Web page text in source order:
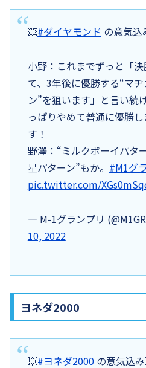
💥#ダイヤモンド の意気込
小野：これまでずっと「
て、3年後に優勝する“マ
ン”を狙います」と言い続
っぱりやめて普通に優勝
す！
野澤：“ミルクボーイパタ
星パターン”もか。 #M1グ
pic.twitter.com/
— M-1グランプリ
10, 2022
ヨネダ2000
💥#ヨネダ2000の意気込